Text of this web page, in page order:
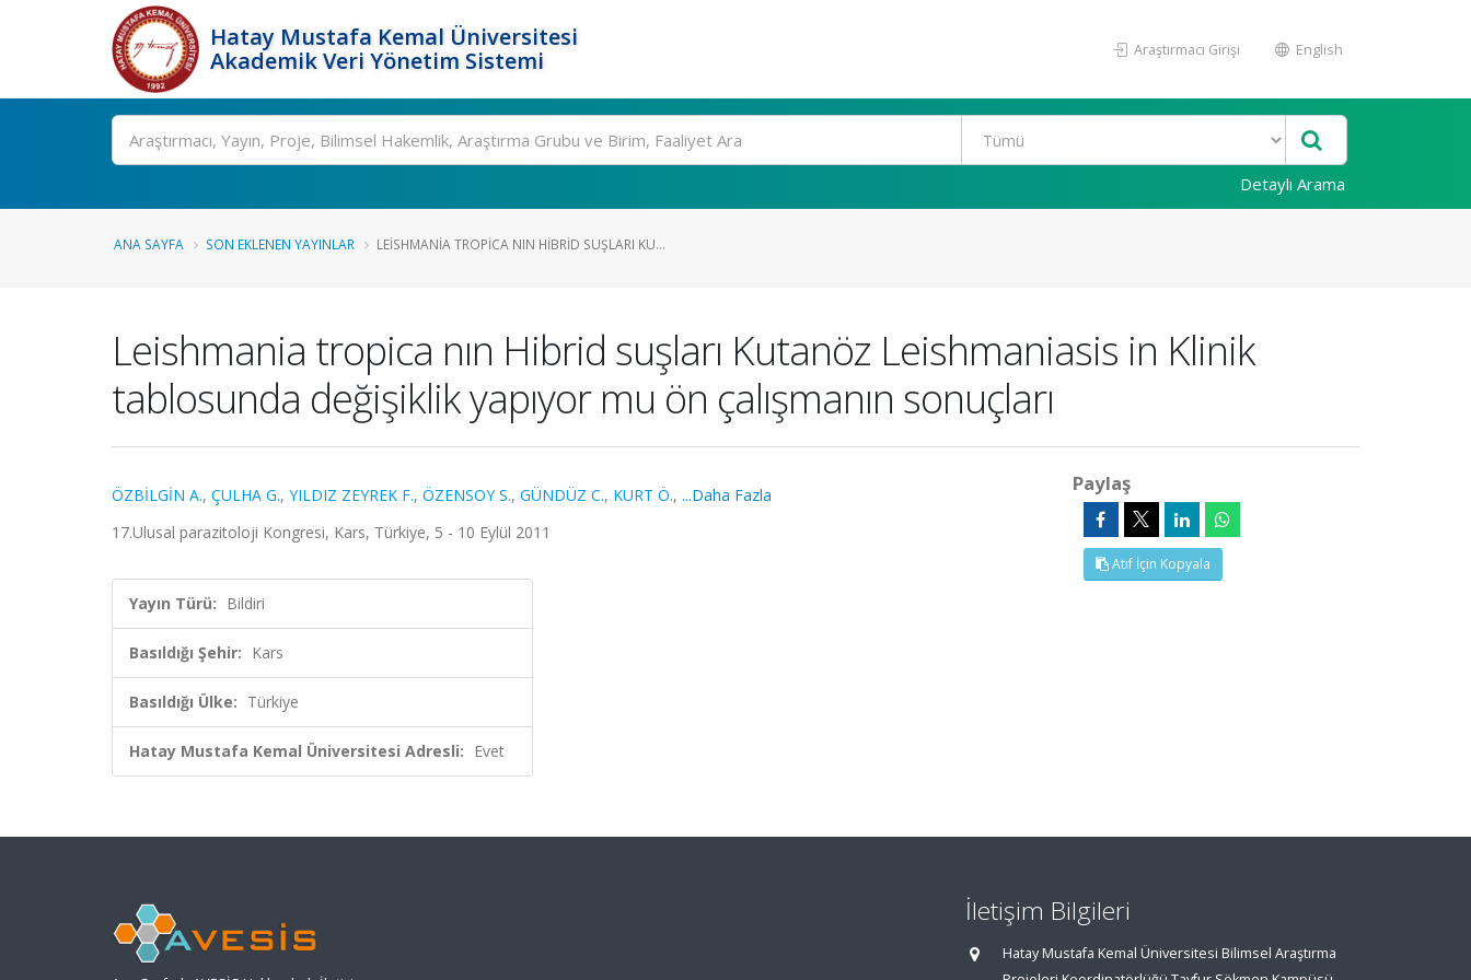
Hatay Mustafa Kemal Üniversitesi
Akademik Veri Yönetim Sistemi
Araştırmacı Girişi English
Ara
Detaylı Arama
ANA SAYFA SON EKLENEN YAYINLAR LEISHMANIA TROPICA NIN HIBRID SUŞLARI KU...
Leishmania tropica nın Hibrid suşları Kutanöz Leishmaniasis in Klinik
tablosunda değişiklik yapıyor mu ön çalışmanın sonuçları
ÖZBİLGİN A., ÇULHA G., YILDIZ ZEYREK F., ÖZENSOY S., GÜNDÜZ C., KURT Ö., ...Daha Fazla
17.Ulusal parazitoloji Kongresi, Kars, Türkiye, 5 - 10 Eylül 2011
Yayın Türü: Bildiri
Basıldığı Şehir: Kars
Basıldığı Ülke: Türkiye
Hatay Mustafa Kemal Üniversitesi Adresli: Evet
Paylaş
Atıf İçin Kopyala
İletişim Bilgileri
Hatay Mustafa Kemal Üniversitesi Bilimsel Araştırma